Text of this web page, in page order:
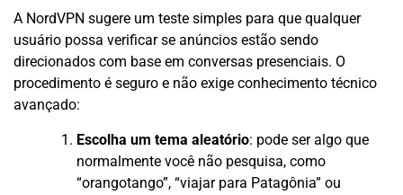
A NordVPN sugere um teste simples para que qualquer
usuário possa verificar se anúncios estão sendo
direcionados com base em conversas presenciais. O
procedimento é seguro e não exige conhecimento técnico
avançado:
Escolha um tema aleatório: pode ser algo que
normalmente você não pesquisa, como
“orangotango”, “viajar para Patagônia” ou